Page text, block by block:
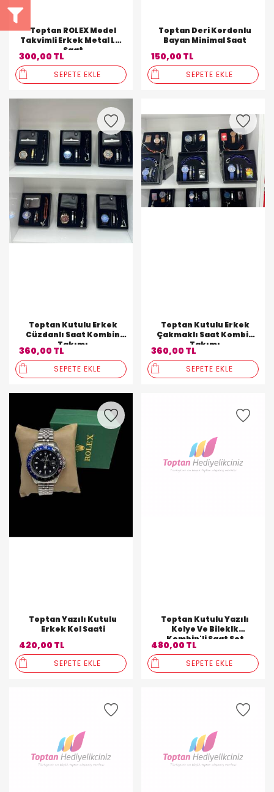
Toptan ROLEX Model
Takvimli Erkek Metal Lüx
Saat
300,00 TL
SEPETE EKLE
Toptan Deri Kordonlu
Bayan Minimal Saat
150,00 TL
SEPETE EKLE
Toptan Kutulu Erkek
Cüzdanlı Saat Kombin
Takımı
360,00 TL
SEPETE EKLE
Toptan Kutulu Erkek
Çakmaklı Saat Kombin
Takımı
360,00 TL
SEPETE EKLE
Toptan Yazılı Kutulu
Erkek Kol Saati
420,00 TL
SEPETE EKLE
Toptan Kutulu Yazılı
Kolye Ve Bileklk
Kombin'li Saat Set
Takımı
480,00 TL
SEPETE EKLE